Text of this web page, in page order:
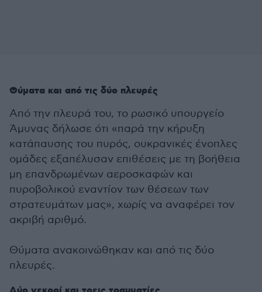
Θύματα και από τις δύο πλευρές
Από την πλευρά του, το ρωσικό υπουργείο
Άμυνας δήλωσε ότι «παρά την κήρυξη
κατάπαυσης του πυρός, ουκρανικές ένοπλες
ομάδες εξαπέλυσαν επιθέσεις με τη βοήθεια
μη επανδρωμένων αεροσκαφών και
πυροβολικού εναντίον των θέσεων των
στρατευμάτων μας», χωρίς να αναφέρει τον
ακριβή αριθμό.
Θύματα ανακοινώθηκαν και από τις δύο
πλευρές.